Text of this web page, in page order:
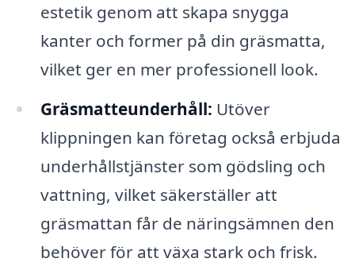
estetik genom att skapa snygga
kanter och former på din gräsmatta,
vilket ger en mer professionell look.
Gräsmatteunderhåll: Utöver
klippningen kan företag också erbjuda
underhållstjänster som gödsling och
vattning, vilket säkerställer att
gräsmattan får de näringsämnen den
behöver för att växa stark och frisk.